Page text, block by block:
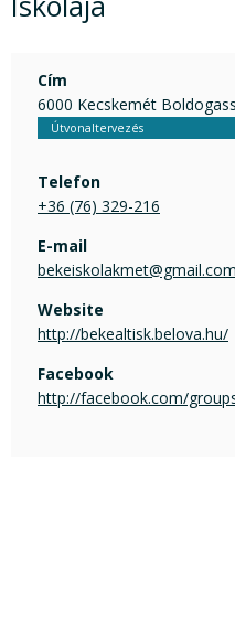
Cím
6000 Kecskemét
Útvonaltervezés
Telefon
+36 (76) 329-216
E-mail
bekeiskolakmet@gmail.com
Website
http://bekealtisk.belova.hu/
Facebook
http://facebook.com/